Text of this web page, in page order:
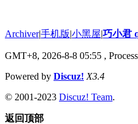
Archiver|手机版|小黑屋|巧小君
GMT+8, 2026-8-8 05:55 ,
Powered by Discuz! X3.4
© 2001-2023 Discuz! Team.
返回顶部